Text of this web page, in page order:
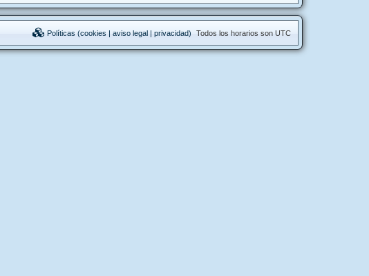
Todos los horarios son UTC
Políticas (cookies | aviso legal | privacidad)